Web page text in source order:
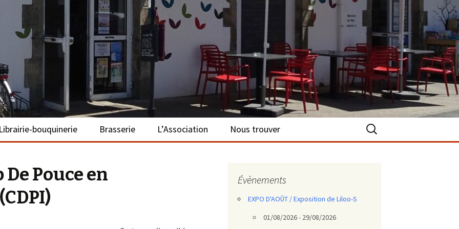
La Turballe
Librairie-bouquinerie
Brasserie
L’Association
Nous trouver Rechercher :
De Pouce en
Évènements
EXPO D'AOÛT / Exposition de Liloo-S
01/08/2026 - 29/08/2026